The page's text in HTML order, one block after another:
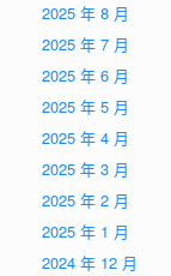
2025 年 8 月
2025 年 7 月
2025 年 6 月
2025 年 5 月
2025 年 4 月
2025 年 3 月
2025 年 2 月
2025 年 1 月
2024 年 12 月